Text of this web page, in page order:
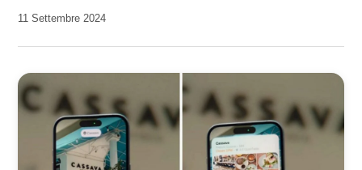
da
11 Settembre 2024